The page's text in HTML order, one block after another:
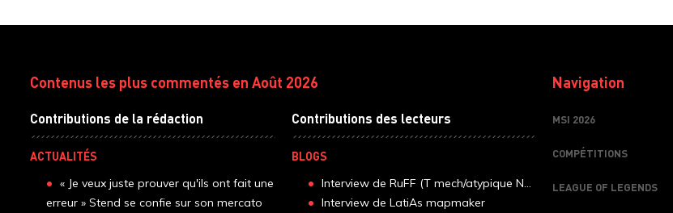
Contenus les plus commentés en Août 2026
Contributions de la rédaction
ACTUALITÉS
« Je veux juste prouver qu'ils ont fait une
erreur » Stend se confie sur son mercato
Contributions des lecteurs
BLOGS
Interview de RuFF (T mech/atypique N...
Interview de LatiAs mapmaker
Navigation
MSI 2026
COMPÉTITIONS
LEAGUE OF LEGENDS